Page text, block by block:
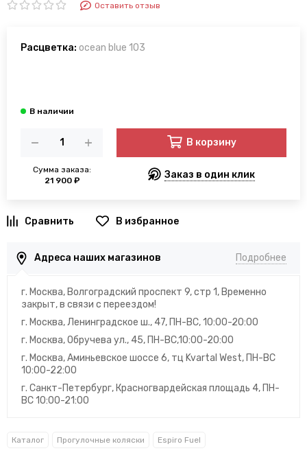
Оставить отзыв
Расцветка: ocean blue 103
Сумма заказа:
21 900 ₽
В корзину
Заказ в один клик
В избранное
Адреса наших магазинов Подробнее
г. Москва, Волгоградский проспект 9, стр 1, Временно
закрыт, в связи с переездом!
г. Москва, Ленинградское ш., 47, ПН-ВС, 10:00-20:00
г. Москва, Обручева ул., 45, ПН-ВС,10:00-20:00
г. Москва, Аминьевское шоссе 6, тц Kvartal West, ПН-ВС
10:00-22:00
г. Санкт-Петербург, Красногвардейская площадь 4, ПН-
ВС 10:00-21:00
Каталог Прогулочные коляски Espiro Fuel